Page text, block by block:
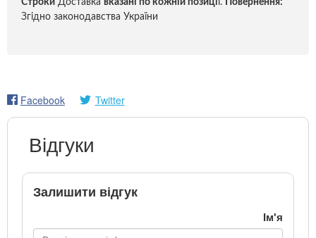
Строки Доставка вказані по кожній позиції.
Повернення:
Згідно законодавства України
Facebook Twitter
Відгуки
Залишити відгук
Ім'я